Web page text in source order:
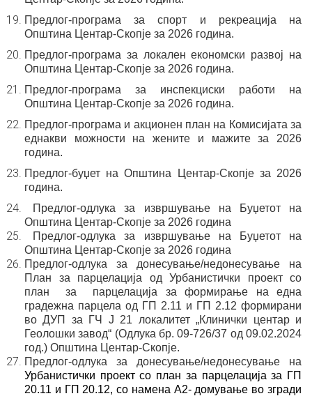
Предлог-програма за спорт и рекреација на
Општина Центар-Скопје за 2026 година.
Предлог-програма за локален економски развој на
Општина Центар-Скопје за 2026 година.
Предлог-програма за инспекциски работи на
Општина Центар-Скопје за 2026 година.
Предлог-програма и акционен план на Комисијата за
еднакви можности на жените и мажите за 2026
година.
Предлог-буџет на Општина Центар-Скопје за 2026
година.
Предлог-одлука за извршување на Буџетот на
Општина Центар-Скопје за 2026 година
Предлог-одлука за извршување на Буџетот на
Општина Центар-Скопје за 2026 година
Предлог-одлука за донесување/недонесување на
План за парцелација од Урбанистички проект со
план за
парцелација за формирање на една
градежна парцела од ГП 2.11 и ГП 2.12 формирани
во ДУП за ГЧ Ј 21 локалитет „Клинички центар и
Геолошки завод“ (Одлука бр. 09-726/37 од 09.02.2024
год.) Општина Центар-Скопје.
Предлог-одлука за донесување/недонесување на
Урбанистички проект со план за парцелација за ГП
20.11 и ГП 20.12, со намена А2- домување во згради